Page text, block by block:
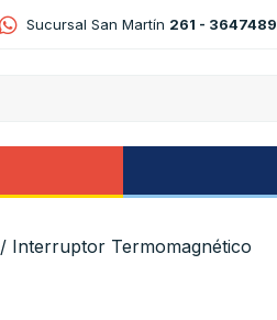
Sucursal San Martín 261 - 3647489
/ Interruptor Termomagnético